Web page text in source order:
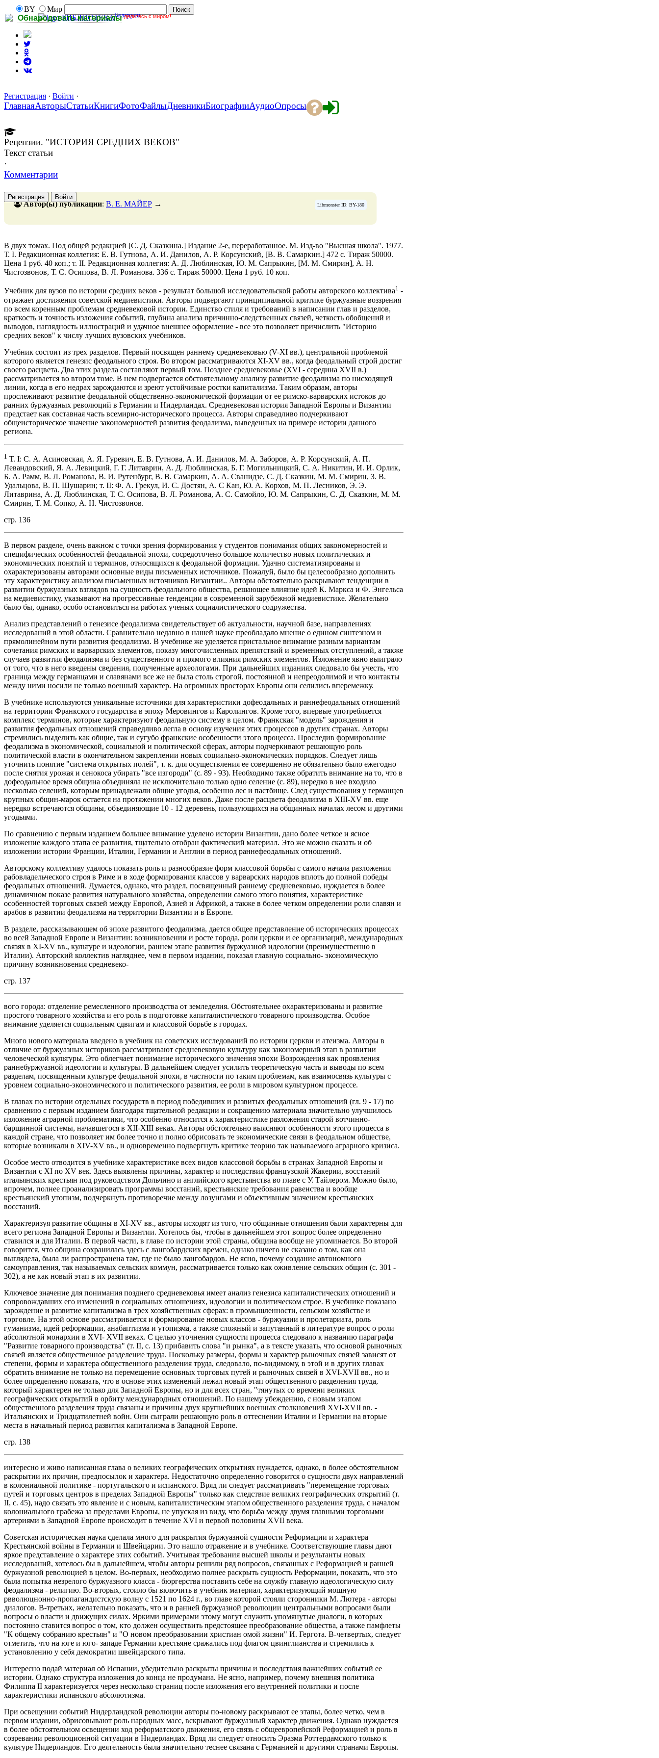
Обнародовать материалы делитесь с миром!
BY
Мир
БИБЛИОТЕКАБеларуси
Регистрация · Войти ·
ГлавнаяАвторыСтатьиКнигиФотоФайлыДневникиБиографииАудиоОпросы
Рецензии. "ИСТОРИЯ СРЕДНИХ ВЕКОВ"
Текст статьи
·
Комментарии
Регистрация Войти
Libmonster ID: BY-180
Автор(ы) публикации: В. Е. МАЙЕР →
В двух томах. Под общей редакцией [С. Д. Сказкина.] Издание 2-е, переработанное. М. Изд-во "Высшая школа". 1977.
Т. I. Редакционная коллегия: Е. В. Гутнова, А. И. Данилов, А. Р. Корсунский, [В. В. Самаркин.] 472 с. Тираж 50000.
Цена 1 руб. 40 коп.; т. II. Редакционная коллегия: А. Д. Люблинская, Ю. М. Сапрыкин, [М. М. Смирин], А. Н.
Чистозвонов, Т. С. Осипова, В. Л. Романова. 336 с. Тираж 50000. Цена 1 руб. 10 коп.
Учебник для вузов по истории средних веков - результат большой исследовательской работы авторского коллектива1 -
отражает достижения советской медиевистики. Авторы подвергают принципиальной критике буржуазные воззрения
по всем коренным проблемам средневековой истории. Единство стиля и требований в написании глав и разделов,
краткость и точность изложения событий, глубина анализа причинно-следственных связей, четкость обобщений и
выводов, наглядность иллюстраций и удачное внешнее оформление - все это позволяет причислить "Историю
средних веков" к числу лучших вузовских учебников.
Учебник состоит из трех разделов. Первый посвящен раннему средневековью (V-XI вв.), центральной проблемой
которого является генезис феодального строя. Во втором рассматриваются XI-XV вв., когда феодальный строй достиг
своего расцвета. Два этих раздела составляют первый том. Позднее средневековье (XVI - середина XVII в.)
рассматривается во втором томе. В нем подвергается обстоятельному анализу развитие феодализма по нисходящей
линии, когда в его недрах зарождаются и зреют устойчивые ростки капитализма. Таким образам, авторы
прослеживают развитие феодальной общественно-экономической формации от ее римско-варварских истоков до
ранних буржуазных революций в Германии и Нидерландах. Средневековая история Западной Европы и Византии
предстает как составная часть всемирно-исторического процесса. Авторы справедливо подчеркивают
общеисторическое значение закономерностей развития феодализма, выведенных на примере истории данного
региона.
1 Т. I: С. А. Асиновская, А. Я. Гуревич, Е. В. Гутнова, А. И. Данилов, М. А. Заборов, А. Р. Корсунский, А. П.
Левандовский, Я. А. Левицкий, Г. Г. Литаврин, А. Д. Люблинская, Б. Г. Могильницкий, С. А. Никитин, И. И. Орлик,
Б. А. Рамм, В. Л. Романова, В. И. Рутенбург, В. В. Самаркин, А. А. Сванидзе, С. Д. Сказкин, М. М. Смирин, З. В.
Удальцова, В. П. Шушарин; т. II: Ф. А. Грекул, И. С. Достян, А. С Кан, Ю. А. Корхов, М. П. Лесников, Э. Э.
Литаврина, А. Д. Люблинская, Т. С. Осипова, В. Л. Романова, А. С. Самойло, Ю. М. Сапрыкин, С. Д. Сказкин, М. М.
Смирин, Т. М. Сопко, А. Н. Чистозвонов.
стр. 136
В первом разделе, очень важном с точки зрения формирования у студентов понимания общих закономерностей и
специфических особенностей феодальной эпохи, сосредоточено большое количество новых политических и
экономических понятий и терминов, относящихся к феодальной формации. Удачно систематизированы и
охарактеризованы авторами основные виды письменных источников. Пожалуй, было бы целесообразно дополнить
эту характеристику анализом письменных источников Византии.. Авторы обстоятельно раскрывают тенденции в
развитии буржуазных взглядов на сущность феодального общества, решающее влияние идей К. Маркса и Ф. Энгельса
на медиевистику, указывают на прогрессивные тенденции в современной зарубежной медиевистике. Желательно
было бы, однако, особо остановиться на работах ученых социалистического содружества.
Анализ представлений о генезисе феодализма свидетельствует об актуальности, научной базе, направлениях
исследований в этой области. Сравнительно недавно в нашей науке преобладало мнение о едином синтезном и
прямолинейном пути развития феодализма. В учебнике же уделяется пристальное внимание разным вариантам
сочетания римских и варварских элементов, показу многочисленных препятствий и временных отступлений, а также
случаев развития феодализма и без существенного и прямого влияния римских элементов. Изложение явно выиграло
от того, что в него введены сведения, полученные археологами. При дальнейших изданиях следовало бы учесть, что
граница между германцами и славянами все же не была столь строгой, постоянной и непреодолимой и что контакты
между ними носили не только военный характер. На огромных просторах Европы они селились вперемежку.
В учебнике используются уникальные источники для характеристики дофеодальных и раннефеодальных отношений
на территории Франкского государства в эпоху Меровингов и Каролингов. Кроме того, впервые употребляется
комплекс терминов, которые характеризуют феодальную систему в целом. Франкская "модель" зарождения и
развития феодальных отношений справедливо легла в основу изучения этих процессов в других странах. Авторы
стремились выделить как общие, так и сугубо франкские особенности этого процесса. Проследив формирование
феодализма в экономической, социальной и политической сферах, авторы подчеркивают решающую роль
политической власти в окончательном закреплении новых социально-экономических порядков. Следует лишь
уточнить понятие "система открытых полей", т. к. для осуществления ее совершенно не обязательно было ежегодно
после снятия урожая и сенокоса убирать "все изгороди" (с. 89 - 93). Необходимо также обратить внимание на то, что в
дофеодальное время община объединяла не исключительно только одно селение (с. 89), нередко в нее входило
несколько селений, которым принадлежали общие угодья, особенно лес и пастбище. След существования у германцев
крупных общин-марок остается на протяжении многих веков. Даже после расцвета феодализма в XIII-XV вв. еще
нередко встречаются общины, объединяющие 10 - 12 деревень, пользующихся на общинных началах лесом и другими
угодьями.
По сравнению с первым изданием большее внимание уделено истории Византии, дано более четкое и ясное
изложение каждого этапа ее развития, тщательно отобран фактический материал. Это же можно сказать и об
изложении истории Франции, Италии, Германии и Англии в период раннефеодальных отношений.
Авторскому коллективу удалось показать роль и разнообразие форм классовой борьбы с самого начала разложения
рабовладельческого строя в Риме и в ходе формирования классов у варварских народов вплоть до полной победы
феодальных отношений. Думается, однако, что раздел, посвященный раннему средневековью, нуждается в более
динамичном показе развития натурального хозяйства, определении самого этого понятия, характеристике
особенностей торговых связей между Европой, Азией и Африкой, а также в более четком определении роли славян и
арабов в развитии феодализма на территории Византии и в Европе.
В разделе, рассказывающем об эпохе развитого феодализма, дается общее представление об исторических процессах
во всей Западной Европе и Византии: возникновении и росте города, роли церкви и ее организаций, международных
связях в XI-XV вв., культуре и идеологии, раннем этапе развития буржуазной идеологии (преимущественно в
Италии). Авторский коллектив нагляднее, чем в первом издании, показал главную социально- экономическую
причину возникновения средневеко-
стр. 137
вого города: отделение ремесленного производства от земледелия. Обстоятельнее охарактеризованы и развитие
простого товарного хозяйства и его роль в подготовке капиталистического товарного производства. Особое
внимание уделяется социальным сдвигам и классовой борьбе в городах.
Много нового материала введено в учебник на советских исследований по истории церкви и атеизма. Авторы в
отличие от буржуазных историков рассматривают средневековую культуру как закономерный этап в развитии
человеческой культуры. Это облегчает понимание исторического значения эпохи Возрождения как проявления
раннебуржуазной идеологии и культуры. В дальнейшем следует усилить теоретическую часть и выводы по всем
разделам, посвященным культуре феодальной эпохи, в частности по таким проблемам, как взаимосвязь культуры с
уровнем социально-экономического и политического развития, ее роли в мировом культурном процессе.
В главах по истории отдельных государств в период победивших и развитых феодальных отношений (гл. 9 - 17) по
сравнению с первым изданием благодаря тщательной редакции и сокращению материала значительно улучшилось
изложение аграрной проблематики, что особенно относится к характеристике разложения старой вотчинно-
барщинной системы, начавшегося в XII-XIII веках. Авторы обстоятельно выясняют особенности этого процесса в
каждой стране, что позволяет им более точно и полно обрисовать те экономические связи в феодальном обществе,
которые возникали в XIV-XV вв., и одновременно подвергнуть критике теорию так называемого аграрного кризиса.
Особое место отводится в учебнике характеристике всех видов классовой борьбы в странах Западной Европы и
Византии с XI по XV век. Здесь выявлены причины, характер и последствия французской Жакерии, восстаний
итальянских крестьян под руководством Дольчино и английского крестьянства во главе с У. Тайлером. Можно было,
впрочем, полнее проанализировать программы восстаний, крестьянские требования равенства и вообще
крестьянский утопизм, подчеркнуть противоречие между лозунгами и объективным значением крестьянских
восстаний.
Характеризуя развитие общины в XI-XV вв., авторы исходят из того, что общинные отношения были характерны для
всего региона Западной Европы и Византии. Хотелось бы, чтобы в дальнейшем этот вопрос более определенно
ставился и для Италии. В первой части, в главе по истории этой страны, община вообще не упоминается. Во второй
говорится, что община сохранилась здесь с лангобардских времен, однако ничего не сказано о том, как она
выглядела, была ли распространена там, где не было лангобардов. Не ясно, почему создание автономного
самоуправления, так называемых сельских коммун, рассматривается только как оживление сельских общин (с. 301 -
302), а не как новый этап в их развитии.
Ключевое значение для понимания позднего средневековья имеет анализ генезиса капиталистических отношений и
сопровождавших его изменений в социальных отношениях, идеологии и политическом строе. В учебнике показано
зарождение и развитие капитализма в трех хозяйственных сферах: в промышленности, сельском хозяйстве и
торговле. На этой основе рассматривается и формирование новых классов - буржуазии и пролетариата, роль
гуманизма, идей реформации, анабаптизма и утопизма, а также сложный и запутанный в литературе вопрос о роли
абсолютной монархии в XVI- XVII веках. С целью уточнения сущности процесса следовало к названию параграфа
"Развитие товарного производства" (т. II, с. 13) прибавить слова "и рынка", а в тексте указать, что основой рыночных
связей является общественное разделение труда. Поскольку размеры, формы и характер рыночных связей зависят от
степени, формы и характера общественного разделения труда, следовало, по-видимому, в этой и в других главах
обратить внимание не только на перемещение основных торговых путей и рыночных связей в XVI-XVII вв., но и
более определенно показать, что в основе этих изменений лежал новый этап общественного разделения труда,
который характерен не только для Западной Европы, но и для всех стран, "тянутых со времени великих
географических открытий в орбиту международных отношений. По нашему убеждению, с новым этапом
общественного разделения труда связаны и причины двух крупнейших военных столкновений XVI-XVII вв. -
Итальянских и Тридцатилетней войн. Они сыграли решающую роль в оттеснении Италии и Германии на вторые
места в начальный период развития капитализма в Западной Европе.
стр. 138
интересно и живо написанная глава о великих географических открытиях нуждается, однако, в более обстоятельном
раскрытии их причин, предпосылок и характера. Недостаточно определенно говорится о сущности двух направлений
в колониальной политике - португальского и испанского. Вряд ли следует рассматривать "перемещение торговых
путей и торговых центров в пределах Западной Европы" только как следствие великих географических открытий (т.
II, с. 45), надо связать это явление и с новым, капиталистическим этапом общественного разделения труда, с началом
колониального грабежа за пределами Европы, не упуская из виду, что борьба между двумя главными торговыми
артериями в Западной Европе происходит в течение XVI и первой половины XVII века.
Советская историческая наука сделала много для раскрытия буржуазной сущности Реформации и характера
Крестьянской войны в Германии и Швейцарии. Это нашло отражение и в учебнике. Соответствующие главы дают
яркое представление о характере этих событий. Учитывая требования высшей школы и результанты новых
исследований, хотелось бы в дальнейшем, чтобы авторы решили ряд вопросов, связанных с Реформацией и ранней
буржуазной революцией в целом. Во-первых, необходимо полнее раскрыть сущность Реформации, показать, что это
была попытка незрелого буржуазного класса - бюргерства поставить себе на службу главную идеологическую силу
феодализма - религию. Во-вторых, стоило бы включить в учебник материал, характеризующий мощную
рвволюцнонно-пропагандистскую волну с 1521 по 1624 г., во главе которой стояли сторонники М. Лютера - авторы
диалогов. В-третьих, желательно показать, что и в ранней буржуазной революции центральными вопросами были
вопросы о власти и движущих силах. Яркими примерами этому могут служить упомянутые диалоги, в которых
постоянно ставится вопрос о том, кто должен осуществить предстоящее преобразование общества, а также памфлеты
"К общему собранию крестьян" и "О новом преобразовании христиан омой жизни" И. Гергота. В-четвертых, следует
отметить, что на юге и юго- западе Германии крестьяне сражались под флагом цвинглианства и стремились к
установлению у себя демократии швейцарского типа.
Интересно подай материал об Испании, убедительно раскрыты причины и последствия важнейших событий ее
истории. Однако структура изложения до конца не продумана. Не ясно, например, почему внешняя политика
Филиппа II характеризуется через несколько страниц после изложения его внутренней политики и после
характеристики испанского абсолютизма.
При освещении событий Нидерландской революции авторы по-новому раскрывают ее этапы, более четко, чем в
первом издании, обрисовывают роль народных масс, вскрывают буржуазный характер движения. Однако нуждается
в более обстоятельном освещении ход реформатского движения, его связь с общеевропейской Реформацией и роль в
созревании революционной ситуации в Нидерландах. Вряд ли следует относить Эразма Роттердамского только к
культуре Нидерландов. Его деятельность была значительно теснее связана с Германией и другими странами Европы.